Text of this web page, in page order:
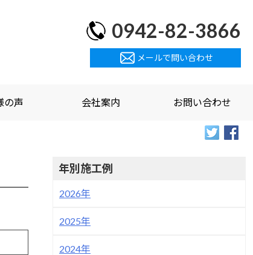
0942-82-3866
メールで問い合わせ
の声 会社案内 お問い合わせ
年別施工例
2026年
2025年
2024年